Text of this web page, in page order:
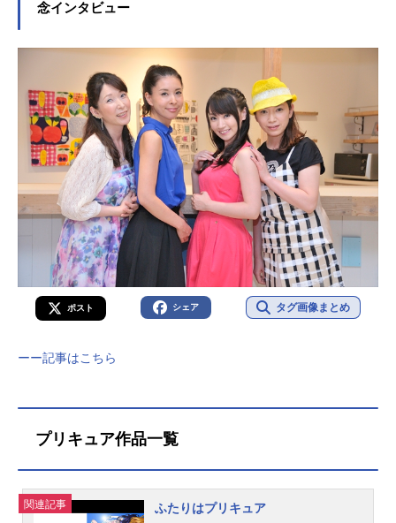
でファッションショー…ですか！？
放送形態劇場版アニメシリーズハー
トキャッチプリキュア！スケジュー
ル2010年10月30日（土）キャスト花
咲つぼみ／キュアブロッサム：水樹
奈々来海えりか／キュアマリン：水
沢史絵明堂院いつき／キュアサンシ
ャイン：桑島法子月影ゆり／キュア
ムー...
念インタビュー
ポスト シェア タグ画像まとめ
ーー記事はこちら
プリキュア作品一覧
関連記事
ふたりはプリキュア